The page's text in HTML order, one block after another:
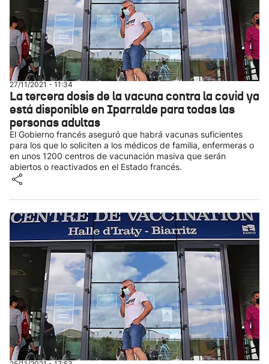
27/11/2021 - 11:34
La tercera dosis de la vacuna contra la covid ya
está disponible en Iparralde para todas las
personas adultas
El Gobierno francés aseguró que habrá vacunas suficientes
para los que lo soliciten a los médicos de familia, enfermeras o
en unos 1200 centros de vacunación masiva que serán
abiertos o reactivados en el Estado francés.